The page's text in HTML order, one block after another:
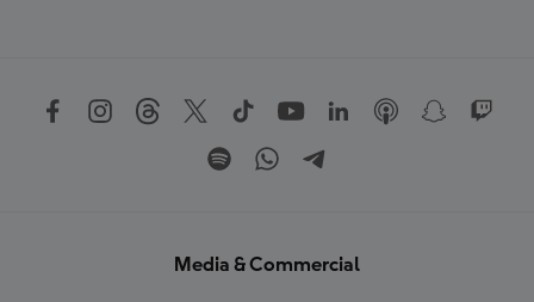
Media & Commercial